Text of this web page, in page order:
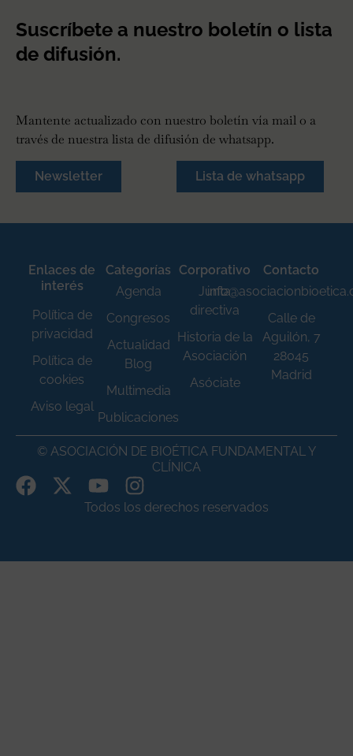
Suscríbete a nuestro boletín o lista
de difusión.
Mantente actualizado con nuestro boletín vía mail o a
través de nuestra lista de difusión de whatsapp.
Newsletter Lista de whatsapp
Enlaces de
interés
Política de
privacidad
Política de
cookies
Aviso legal
Categorías
Agenda
Congresos
Actualidad
Blog
Multimedia
Publicaciones
Corporativo
Junta
directiva
Historia de la
Asociación
Asóciate
Contacto
Calle de
Aguilón, 7
28045
Madrid
© ASOCIACIÓN DE BIOÉTICA FUNDAMENTAL Y
CLÍNICA
Todos los derechos reservados